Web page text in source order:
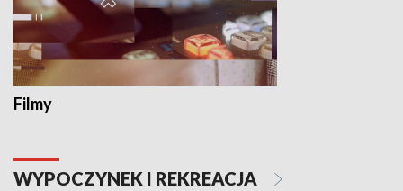
Filmy
WYPOCZYNEK I REKREACJA